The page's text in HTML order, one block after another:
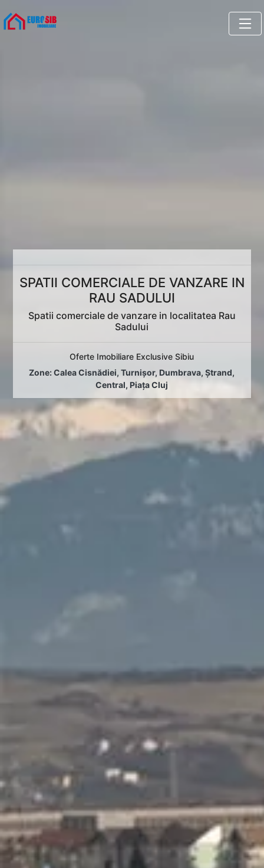
SPATII COMERCIALE DE VANZARE IN
RAU SADULUI
Spatii comerciale de vanzare in localitatea Rau
Sadului
Oferte Imobiliare Exclusive Sibiu
Zone:Calea Cisnădiei,Turnișor, Dumbrava,Ștrand,
Central, Piața Cluj